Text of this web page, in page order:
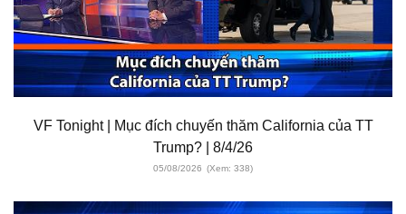
VF Tonight | Mục đích chuyến thăm California của TT
Trump? | 8/4/26
05/08/2026 (Xem: 338)